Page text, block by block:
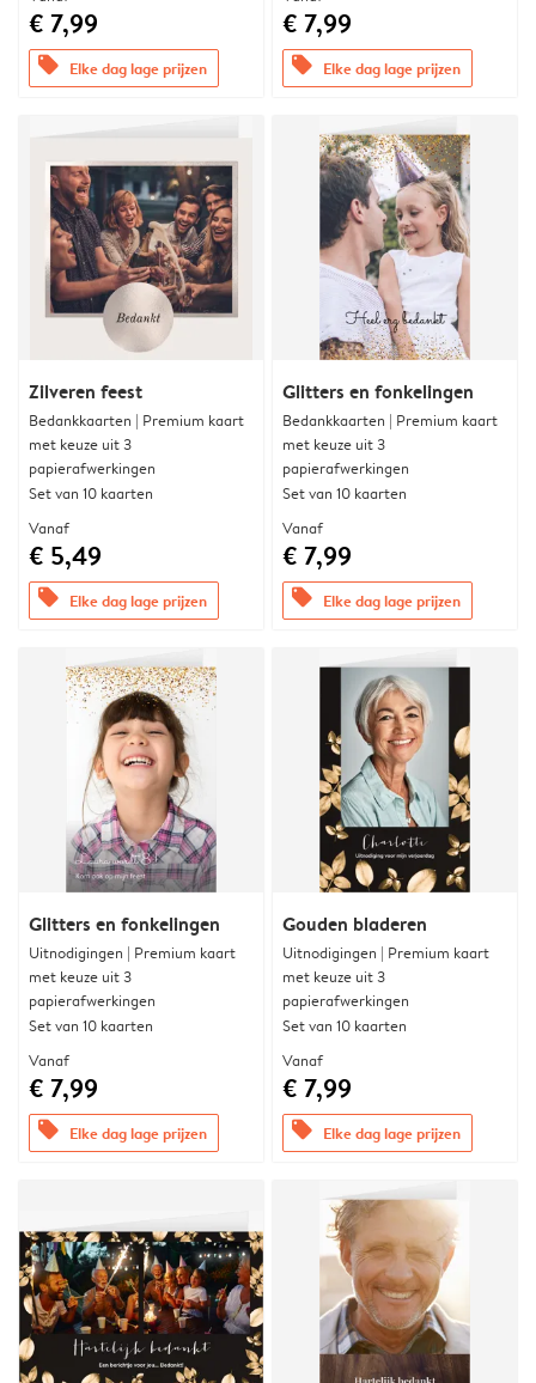
€ 7,99
offers Elke dag lage prijzen
€ 7,99
offers Elke dag lage prijzen
Zilveren feest
Bedankkaarten | Premium kaart
met keuze uit 3
papierafwerkingen
Set van 10 kaarten
Vanaf
€ 5,49
offers Elke dag lage prijzen
Glitters en fonkelingen
Bedankkaarten | Premium kaart
met keuze uit 3
papierafwerkingen
Set van 10 kaarten
Vanaf
€ 7,99
offers Elke dag lage prijzen
Glitters en fonkelingen
Uitnodigingen | Premium kaart
met keuze uit 3
papierafwerkingen
Set van 10 kaarten
Vanaf
€ 7,99
offers Elke dag lage prijzen
Gouden bladeren
Uitnodigingen | Premium kaart
met keuze uit 3
papierafwerkingen
Set van 10 kaarten
Vanaf
€ 7,99
offers Elke dag lage prijzen